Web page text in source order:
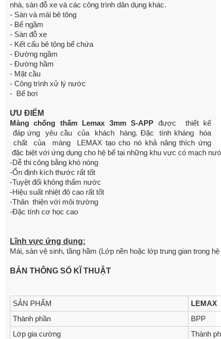
nhà, sàn đỗ xe và các công trình dân dụng khác.
- Sàn và mái bê tông
- Bể ngầm
- Sàn đỗ xe
- Kết cấu bê tông bể chứa
- Đường ngầm
- Đường hầm
- Mặt cầu
- Công trình xử lý nước
- Bể bơi
ƯU ĐIỂM
Màng chống thấm Lemax 3mm S-APP được thiết kế
đáp ứng yêu cầu của khách hàng. Đặc tính kháng hóa
chất của màng LEMAX tạo cho nó khả năng thích ứng
đặc biệt với ứng dụng cho hệ bể tại những khu vực có mạch
-Dễ thi công bằng khò nóng
-Ổn định kích thước rất tốt
-Tuyệt đối không thấm nước
-Hiệu suất nhiệt độ cao rất tốt
-Thân thiện với môi trường
-Đặc tính cơ học cao
Lĩnh vực ứng dụng:
Mái, sàn vệ sinh, tầng hầm (Lớp nền hoặc lớp trung gian trong
BẢN THÔNG SỐ KĨ THUẬT
SẢN PHẨM
LEMAX
Thành phần
BPP
Lớp gia cường
Thành